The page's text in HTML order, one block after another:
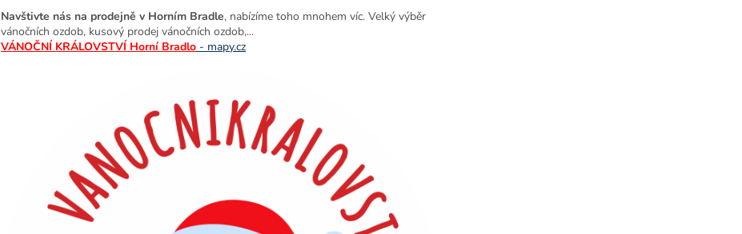
Navštivte nás na prodejně v Horním Bradle, nabízíme toho mnohem víc. Velký výběr
vánočních ozdob, kusový prodej vánočních ozdob,...
VÁNOČNÍ KRÁLOVSTVÍ Horní Bradlo - mapy.cz